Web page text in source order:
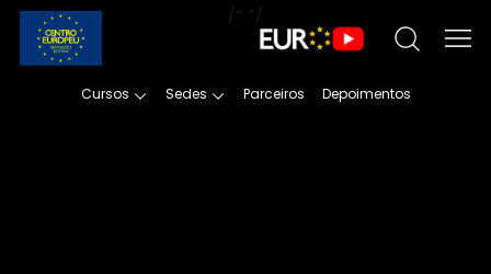
Cursos Sedes Parceiros Depoimentos
/* */